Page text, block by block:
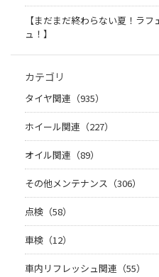
【まだまだ終わらない夏！ラ
ュ！】
カテゴリ
タイヤ関連（935）
ホイール関連（227）
オイル関連（89）
その他メンテナンス（306）
点検（58）
車検（12）
車内リフレッシュ関連（55）